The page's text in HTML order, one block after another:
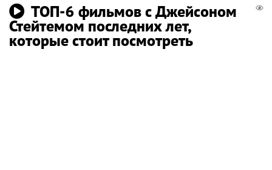
ТОП-6 фильмов с Джейсоном
Стейтемом последних лет,
которые стоит посмотреть